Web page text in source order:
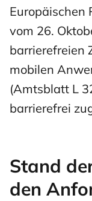
Europäischen
vom 26.
barrierefreien
mobilen
(Amtsblatt L
barrierefrei
Stand
den